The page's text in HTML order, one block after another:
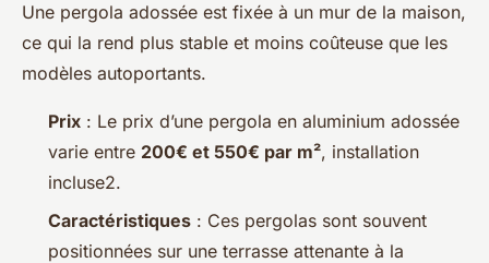
Une pergola adossée est fixée à un mur de la maison,
ce qui la rend plus stable et moins coûteuse que les
modèles autoportants.
Prix : Le prix d’une pergola en aluminium adossée
varie entre 200€ et 550€ par m², installation
incluse2.
Caractéristiques : Ces pergolas sont souvent
positionnées sur une terrasse attenante à la